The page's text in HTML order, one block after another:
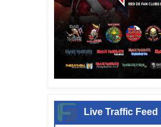
Live Traffic Feed